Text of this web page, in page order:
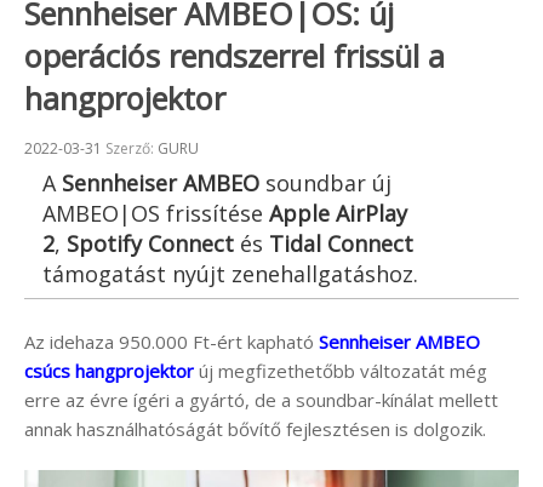
Sennheiser AMBEO|OS: új
operációs rendszerrel frissül a
hangprojektor
Beküldve:
2022-03-31 Szerző: GURU
A Sennheiser AMBEO soundbar új
AMBEO|OS frissítése Apple AirPlay
2, Spotify Connect és Tidal Connect
támogatást nyújt zenehallgatáshoz.
Az idehaza 950.000 Ft-ért kapható Sennheiser AMBEO
csúcs hangprojektor új megfizethetőbb változatát még
erre az évre ígéri a gyártó, de a soundbar-kínálat mellett
annak használhatóságát bővítő fejlesztésen is dolgozik.